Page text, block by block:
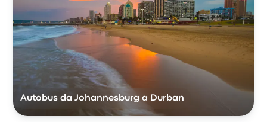
Autobus da Johannesburg a Durban